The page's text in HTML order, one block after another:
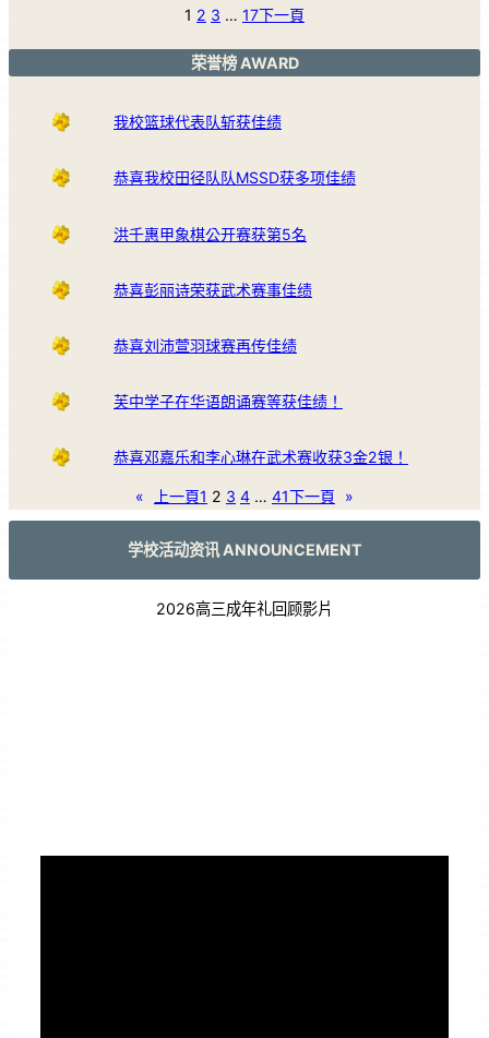
1 2 3 … 17下一頁
荣誉榜 AWARD
我校篮球代表队斩获佳绩
恭喜我校田径队队MSSD获多项佳绩
洪千惠甲象棋公开赛获第5名
恭喜彭丽诗荣获武术赛事佳绩
恭喜刘沛萱羽球赛再传佳绩
芙中学子在华语朗诵赛等获佳绩！
恭喜邓嘉乐和李心琳在武术赛收获3金2银！
« 上一頁1 2 3 4 … 41下一頁 »
学校活动资讯 ANNOUNCEMENT
2026高三成年礼回顾影片